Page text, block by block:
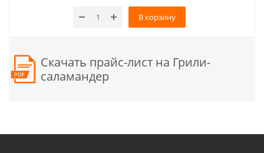
В корзину
Скачать прайс-лист на Грили-
саламандер